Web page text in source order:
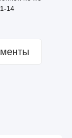
14